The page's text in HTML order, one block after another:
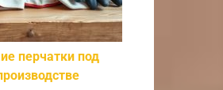
перчатки под